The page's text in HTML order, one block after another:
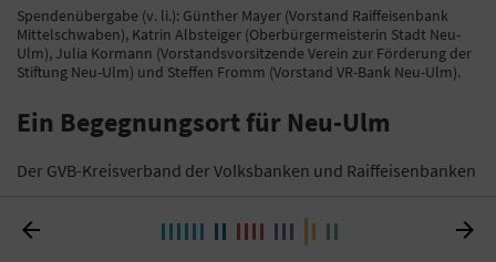
Spendenübergabe (v. li.): Günther Mayer (Vorstand Raiffeisenbank
Mittelschwaben), Katrin Albsteiger (Oberbürgermeisterin Stadt Neu-
Ulm), Julia Kormann (Vorstandsvorsitzende Verein zur Förderung der
Stiftung Neu-Ulm) und Steffen Fromm (Vorstand VR-Bank Neu-Ulm).
Ein Begegnungsort für Neu-Ulm
Der GVB-Kreisverband der Volksbanken und Raiffeisenbanken
Förderung der Stiftung Neu-Ulm – Helfen mit Herz gespendet.
 